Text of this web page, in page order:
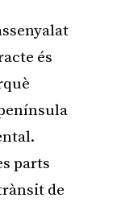
és
parts
de